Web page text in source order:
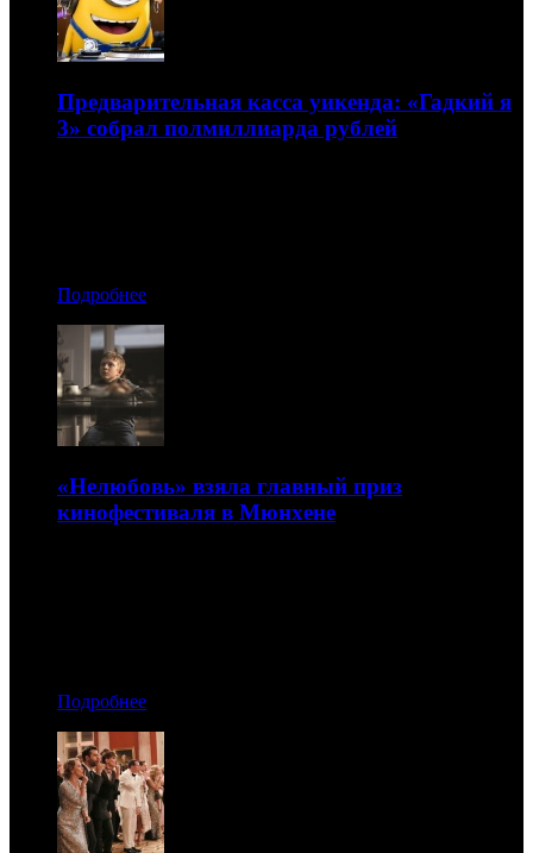
Предварительная касса уикенда: «Гадкий я
3» собрал полмиллиарда рублей
Подробнее
«Нелюбовь» взяла главный приз
кинофестиваля в Мюнхене
Подробнее